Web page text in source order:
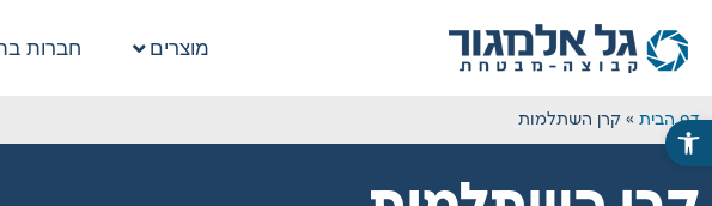
פתח סרגל נגישות
מוצרים חברות
דף הבית » קרן השתלמות